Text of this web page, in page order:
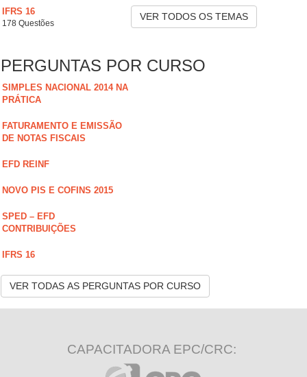
IFRS 16
178 Questões
VER TODOS OS TEMAS
PERGUNTAS POR CURSO
SIMPLES NACIONAL 2014 NA
PRÁTICA
FATURAMENTO E EMISSÃO
DE NOTAS FISCAIS
EFD REINF
NOVO PIS E COFINS 2015
SPED – EFD
CONTRIBUIÇÕES
IFRS 16
VER TODAS AS PERGUNTAS POR CURSO
CAPACITADORA EPC/CRC: